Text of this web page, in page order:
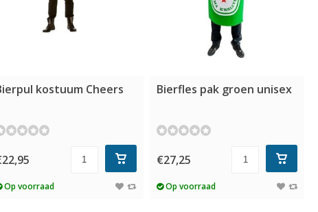
kostuum Cheers
Op voorraad
Bierfles pak groen unisex
€27,25
Op voorraad